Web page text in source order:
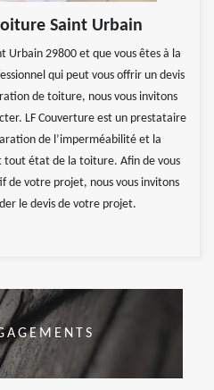
Saint Urbain
Urbain 29800 et que vous êtes à la
qui peut vous offrir un devis
de toiture, nous vous invitons
LF Couverture est un prestataire
de l’imperméabilité et la
tout état de la toiture. Afin de vous
de votre projet, nous vous invitons
le devis de votre projet.